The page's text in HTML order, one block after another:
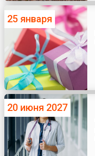
25 января
20 июня 2027